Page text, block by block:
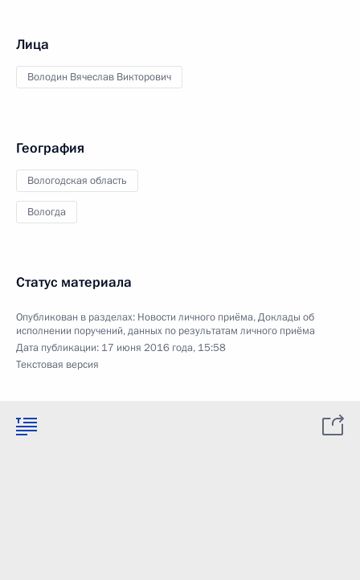
Лица
Володин Вячеслав Викторович
География
Вологодская область
Вологда
Статус материала
Опубликован в разделах: Новости личного приёма,Доклады об
исполнении поручений, данных по результатам личного приёма
Дата публикации: 17 июня 2016 года, 15:58
Текстовая версия